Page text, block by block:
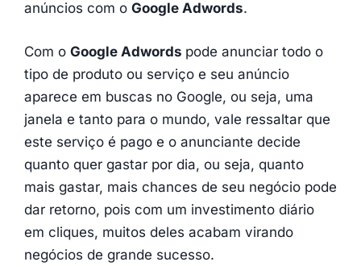
anúncios com o Google Adwords.
Com o Google Adwords pode anunciar todo o
tipo de produto ou serviço e seu anúncio
aparece em buscas no Google, ou seja, uma
janela e tanto para o mundo, vale ressaltar que
este serviço é pago e o anunciante decide
quanto quer gastar por dia, ou seja, quanto
mais gastar, mais chances de seu negócio pode
dar retorno, pois com um investimento diário
em cliques, muitos deles acabam virando
negócios de grande sucesso.